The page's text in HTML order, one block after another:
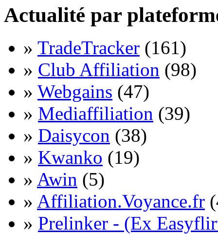
Actualité par
» TradeTracker (161)
» Club Affiliation (98)
» Webgains (47)
» Mediaffiliation (39)
» Daisycon (38)
» Kwanko (19)
» Awin (5)
» Affiliation.Voyance.fr
» Prelinker - (Ex